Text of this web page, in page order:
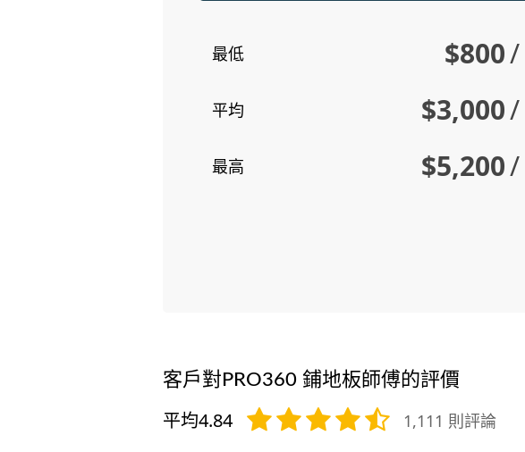
最低 $800/
平均 $3,000/
最高 $5,200/
客戶對PRO360 鋪地板師傅的評價
平均4.84 1,111 則評論